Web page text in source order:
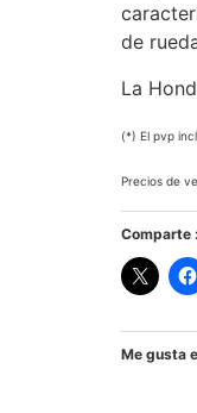
de
La
(*) El pvp
Precios de
Comparte :
Me gusta